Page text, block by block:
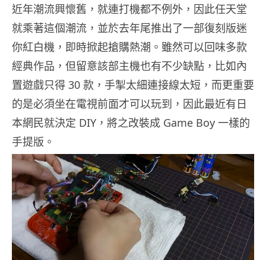
近年潮流興懷舊，就連打機都不例外，因此任天堂
就乘著這個潮流，並於去年尾推出了一部復刻版迷
你紅白機，即時掀起搶購熱潮。雖然可以回味多款
經典作品，但留意該部主機也有不少缺點，比如內
置遊戲只得 30 款，手掣太細連接線太短，而更重要
的是必須坐在電視前面才可以玩到，因此最近有日
本網民就決定 DIY，將之改裝成 Game Boy 一樣的
手提版。